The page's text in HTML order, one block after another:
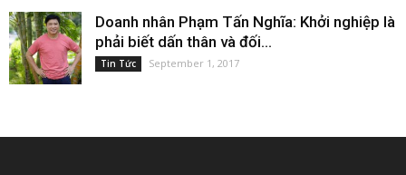
Doanh nhân Phạm Tấn Nghĩa: Khởi nghiệp là
phải biết dấn thân và đối...
Tin Tức September 1, 2017